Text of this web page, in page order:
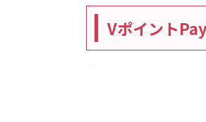
Vポイント